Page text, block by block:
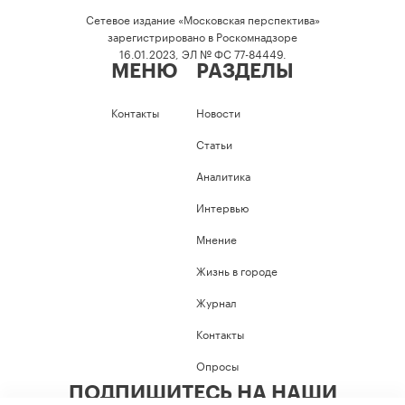
Сетевое издание «Московская перспектива»
зарегистрировано в Роскомнадзоре
16.01.2023, ЭЛ № ФС 77-84449.
МЕНЮ
Контакты
РАЗДЕЛЫ
Новости
Статьи
Аналитика
Интервью
Мнение
Жизнь в городе
Журнал
Контакты
Опросы
ПОДПИШИТЕСЬ НА НАШИ